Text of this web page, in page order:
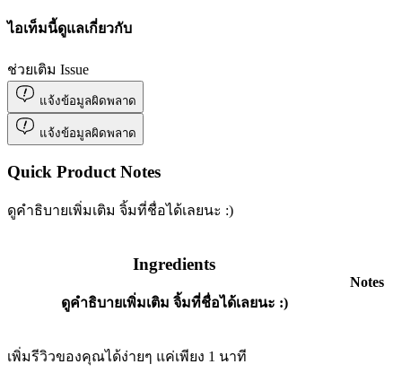
ไอเท็มนี้ดูแลเกี่ยวกับ
ช่วยเติม Issue
แจ้งข้อมูลผิดพลาด
แจ้งข้อมูลผิดพลาด
Quick Product Notes
ดูคำธิบายเพิ่มเติม จิ้มที่ชื่อได้เลยนะ :)
Ingredients
ดูคำธิบายเพิ่มเติม จิ้มที่ชื่อได้เลยนะ :)
Notes
เพิ่มรีวิวของคุณได้ง่ายๆ แค่เพียง 1 นาที